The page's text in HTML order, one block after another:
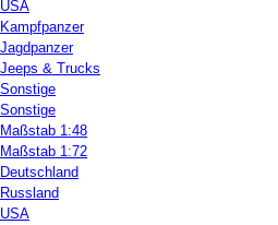
USA
Kampfpanzer
Jagdpanzer
Jeeps & Trucks
Sonstige
Sonstige
Maßstab 1:48
Maßstab 1:72
Deutschland
Russland
USA